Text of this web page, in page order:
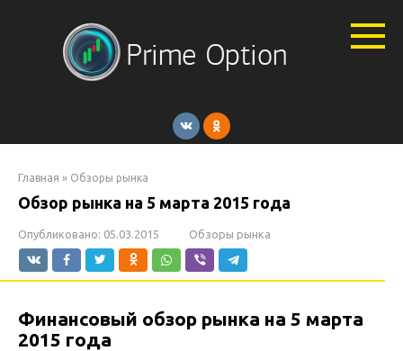
Главная » Обзоры рынка
Обзор рынка на 5 марта 2015 года
Опубликовано: 05.03.2015 Обзоры рынка
Финансовый обзор рынка на 5 марта
2015 года